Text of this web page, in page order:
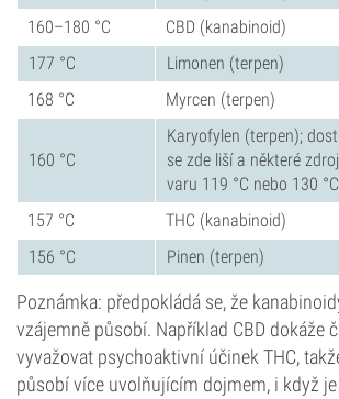
160–180 °C
CBD (kanabinoid)
177 °C
Limonen (terpen)
168 °C
Myrcen (terpen)
160 °C
Karyofylen (terpen);
se zde liší a některé
varu 119 °C nebo 130
157 °C
THC (kanabinoid)
156 °C
Pinen (terpen)
Poznámka: předpokládá se, že
vzájemně působí. Například CBD dokáže
vyvažovat psychoaktivní účinek THC,
působí více uvolňujícím dojmem, i když je